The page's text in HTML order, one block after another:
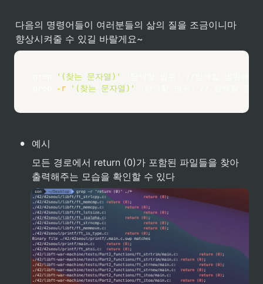
다음의 명령어들이 여러분들의 삶의 질을 조금이니마
향상시켜줄 수 있길 바랄게요~
'(찾는 문자열)'
-r '(찾는 문자열)'
•
예시
모든 경로에서 return (0)가 포함된 파일들을 찾아
출력해주는 모습을 확인할 수 있다